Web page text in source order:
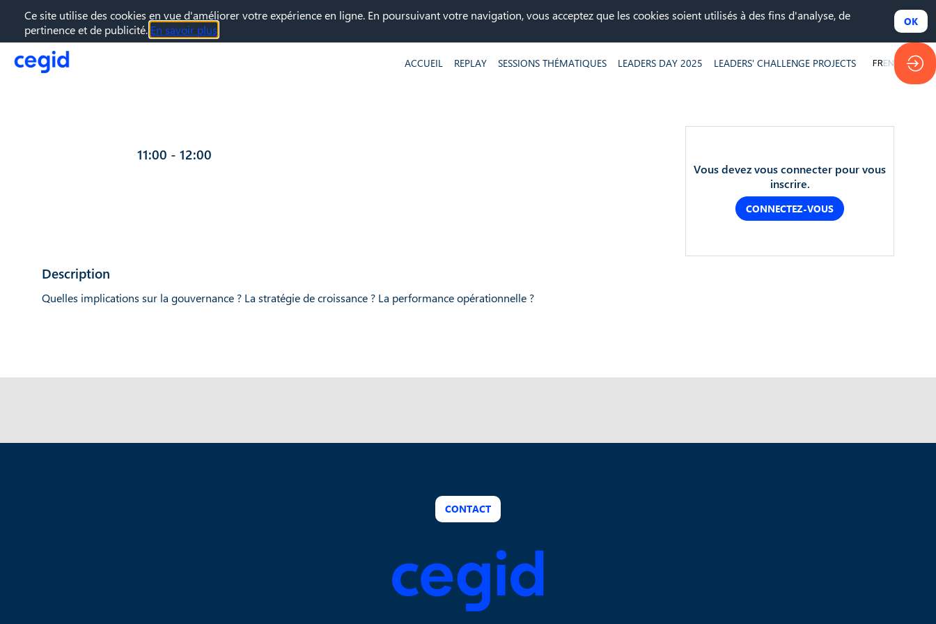
ACCUEIL REPLAY SESSIONS THÉMATIQUES LEADERS DAY 2025 LEADERS' CHALLENGE PROJECTS FREN
Vous devez vous connecter pour vous
inscrire.
CONNECTEZ-VOUS
11:00 - 12:00
Description
Quelles implications sur la gouvernance ? La stratégie de croissance ? La performance opérationnelle ?
CONTACT
Ce site utilise des cookies en vue d'améliorer votre expérience en ligne. En poursuivant votre navigation, vous acceptez que les cookies soient utilisés à des fins d'analyse, de
pertinence et de publicité. En savoir plus
OK